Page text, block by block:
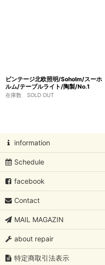
ビンテージ北欧照明/Soholm/スーホ
ルム/テーブルライト/陶製/No.1
在庫数 SOLD OUT
information
Schedule
facebook
Contact
MAIL MAGAZIN
about repair
特定商取引法表示